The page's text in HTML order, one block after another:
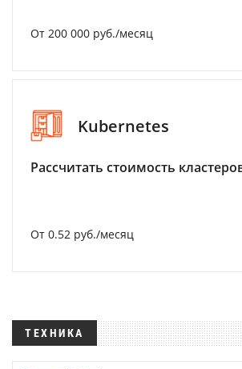
От 200 000 руб./месяц
Kubernetes
Рассчитать стоимость
От 0.52 руб./месяц
ТЕХНИКА